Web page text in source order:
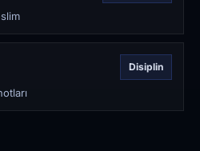
Disiplin